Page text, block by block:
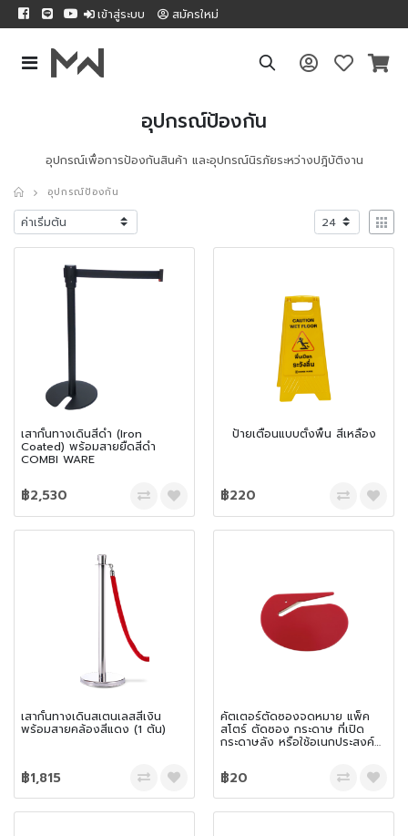
เข้าสู่ระบบ สมัครใหม่
อุปกรณ์ป้องกัน
อุปกรณ์เพื่อการป้องกันสินค้า และอุปกรณ์นิรภัยระหว่างปฎิบัติงาน
อุปกรณ์ป้องกัน
เสากั้นทางเดินสีดำ (Iron
Coated) พร้อมสายยืดสีดำ
COMBI WARE
฿2,530
ป้ายเตือนแบบตั้งพื้น สีเหลือง
฿220
เสากั้นทางเดินสเตนเลสสีเงิน
พร้อมสายคล้องสีแดง (1 ต้น)
฿1,815
คัตเตอร์ตัดซองจดหมาย แพ็ค
สโตร์ ตัดซอง กระดาษ ที่เปิด
กระดาษลัง หรือใช้อเนกประสงค์
฿20